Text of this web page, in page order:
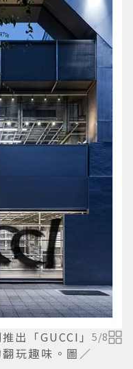
出「GUCCI」
玩趣味。圖／
5/8